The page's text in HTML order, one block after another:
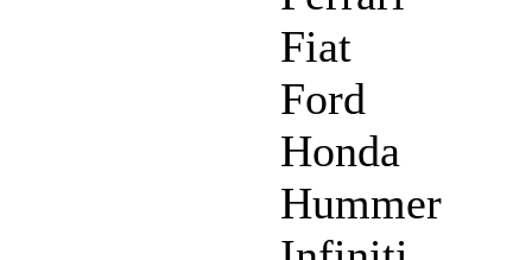
Fiat
Ford
Honda
Hummer